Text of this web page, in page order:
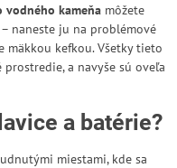
vodného kameňa môžete
– naneste ju na problémové
mäkkou kefkou. Všetky tieto
a navyše sú oveľa
a batérie?
miestami, kde sa